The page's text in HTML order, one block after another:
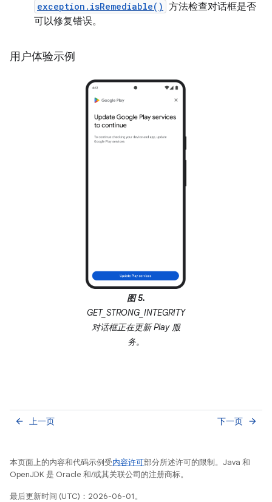
exception.isRemediable() 方法检查对话框是否
可以修复错误。
用户体验示例
图 5.
GET_STRONG_INTEGRITY
对话框正在更新 Play 服
务。
上一页
arrow_back 下一页 arrow_forward
本页面上的内容和代码示例受内容许可部分所述许可的限制。Java 和
OpenJDK 是 Oracle 和/或其关联公司的注册商标。
最后更新时间 (UTC)：2026-06-01。